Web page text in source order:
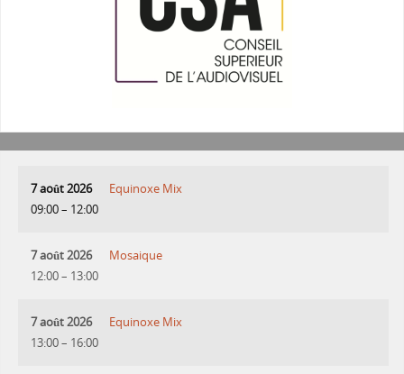
7 août 2026
09:00– 12:00
Equinoxe Mix
7 août 2026
12:00– 13:00
Mosaique
7 août 2026
13:00– 16:00
Equinoxe Mix